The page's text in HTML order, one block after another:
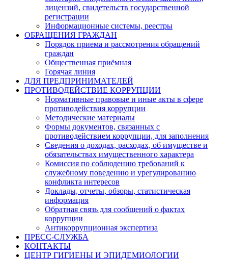
лицензий, свидетельств государственной
регистрации
Информационные системы, реестры
ОБРАЩЕНИЯ ГРАЖДАН
Порядок приема и рассмотрения обращений
граждан
Общественная приёмная
Горячая линия
ДЛЯ ПРЕДПРИНИМАТЕЛЕЙ
ПРОТИВОДЕЙСТВИЕ КОРРУПЦИИ
Нормативные правовые и иные акты в сфере
противодействия коррупции
Методические материалы
Формы документов, связанных с
противодействием коррупции, для заполнения
Сведения о доходах, расходах, об имуществе и
обязательствах имущественного характера
Комиссия по соблюдению требований к
служебному поведению и урегулированию
конфликта интересов
Доклады, отчеты, обзоры, статистическая
информация
Обратная связь для сообщений о фактах
коррупции
Антикоррупционная экспертиза
ПРЕСС-СЛУЖБА
КОНТАКТЫ
ЦЕНТР ГИГИЕНЫ И ЭПИДЕМИОЛОГИИ